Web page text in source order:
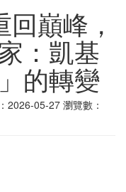
巔峰，
：凱基
的轉變
2026-05-27 瀏覽數：